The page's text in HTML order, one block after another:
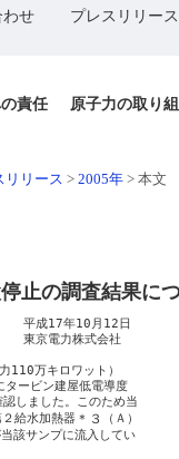
せ プレスリリー
責任 原子力の取り
リリース > 2005年 > 本文
止の調査結果に
12日
会社
110万キロワット）
ービン建屋低電導度
しました。このため当
給水加熱器 ＊３
（Ａ）
該サンプに流入してい